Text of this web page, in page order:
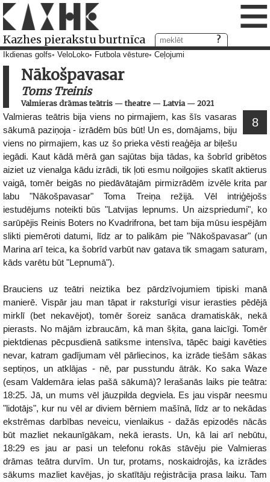
Kazhes pierakstu burtnīca ≡
Ikdienas golfs VeloLoko Futbola vēsture Ceļojumi
Nākošpavasar
Toms Treinis
Valmieras drāmas teātris — theatre — Latvia— 2021
8
Valmieras teātris bija viens no pirmajiem, kas šīs vasaras
sākumā paziņoja - izrādēm būs būt! Un es, domājams, biju
viens no pirmajiem, kas uz šo prieka vēsti reaģēja ar biļešu
iegādi. Kaut kādā mērā gan sajūtas bija tādas, ka šobrīd gribētos
aiziet uz vienalga kādu izrādi, tik ļoti esmu noilgojies skatīt aktierus
vaigā, tomēr beigās no piedāvātajām pirmizrādēm izvēle krita par
labu "Nākošpavasar" Toma Treiņa režijā. Vēl intriģējošs
iestudējums noteikti būs "Latvijas lepnums. Un aizspriedumi", ko
sarūpējis Reinis Boters no Kvadrifrona, bet tam bija mūsu iespējām
slikti piemēroti datumi, līdz ar to palikām pie "Nākošpavasar" (un
Marina arī teica, ka šobrīd varbūt nav gatava tik smagam saturam,
kāds varētu būt "Lepnumā").
Brauciens uz teātri neiztika bez pārdzīvojumiem tipiski manā
manierē. Vispār jau man tāpat ir raksturīgi visur ierasties pēdējā
mirklī (bet nekavējot), tomēr šoreiz sanāca dramatiskāk, nekā
pierasts. No mājām izbraucām, kā man šķita, gana laicīgi. Tomēr
piektdienas pēcpusdienā satiksme intensīva, tāpēc baigi kavēties
nevar, katram gadījumam vēl pārliecinos, ka izrāde tiešām sākas
septiņos, un atklājas - nē, par pusstundu ātrāk. Ko saka Waze
(esam Valdemāra ielas pašā sākumā)? Ierašanās laiks pie teātra:
18:25. Jā, un mums vēl jāuzpilda degviela. Es jau vispār neesmu
"lidotājs", kur nu vēl ar diviem bērniem mašīnā, līdz ar to nekādas
ekstrēmas darbības neveicu, vienlaikus - dažās epizodēs nācās
būt mazliet nekaunīgākam, nekā ierasts. Un, kā lai arī nebūtu,
18:29 es jau ar pasi un telefonu rokās stāvēju pie Valmieras
drāmas teātra durvīm. Un tur, protams, noskaidrojās, ka izrādes
sākums mazliet kavējas, jo skatītāju reģistrācija prasa laiku. Tam